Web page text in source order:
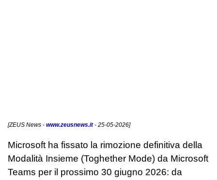
[ZEUS News - www.zeusnews.it- 25-05-2026]
Microsoft ha fissato la rimozione definitiva della
Modalità Insieme (Toghether Mode) da Microsoft
Teams per il prossimo 30 giugno 2026: da